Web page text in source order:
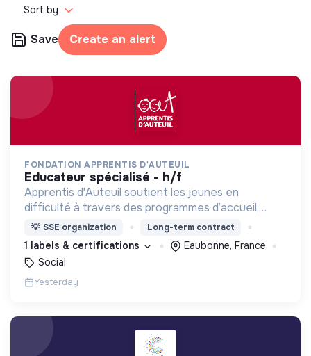
Sort by
Save Create an alert
FONDATION APPRENTIS D'AUTEUIL
educateur spécialisé - h/f
Apprentis d'Auteuil soutient les jeunes en
difficulté à travers des programmes d’accueil,
d’éducation, de formation et d’insertion pour leur
permettre de devenir des hommes et des femmes
debout.
💡 SSE organization Long-term contract
1 labels & certifications
Eaubonne, France
Social
Yesterday